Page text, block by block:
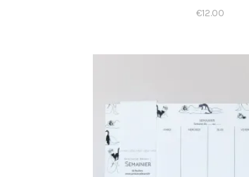
€12.00